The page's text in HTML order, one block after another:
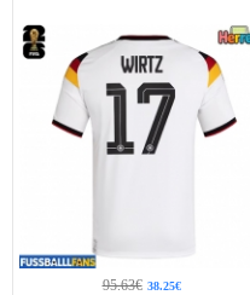
95.63€ 38.25€